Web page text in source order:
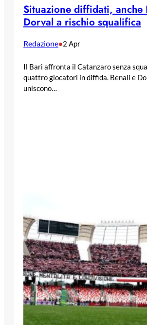
Situazione diffidati, anche
Dorval a rischio squalifica
Redazione•2 Apr
Il Bari affronta il Catanzaro senza
quattro giocatori in diffida. Benali e
uniscono…